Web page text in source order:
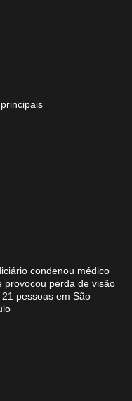
condenou médico
provocou perda de visão
21 pessoas em São